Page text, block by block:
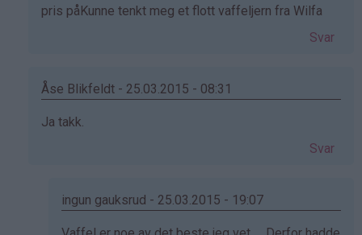
svar
(ikke
pris påKunne tenkt meg et flott vaffeljern fra Wilfa
Svar
Åse Blikfeldt - 25.03.2015 - 08:31
Som
Henriette
Ja takk.
Svar
ingun gauksrud - 25.03.2015 - 19:07